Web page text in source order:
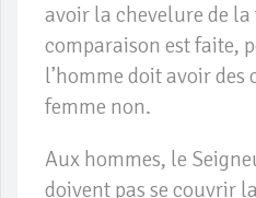
avoir la chevelure de la
comparaison est faite,
l’homme doit avoir des
femme non.
Aux hommes, le
doivent pas se couvrir